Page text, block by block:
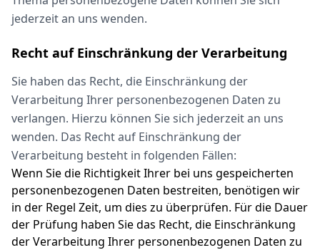
jederzeit an uns wenden.
Recht auf Einschränkung der Verarbeitung
Sie haben das Recht, die Einschränkung der
Verarbeitung Ihrer personenbezogenen Daten zu
verlangen. Hierzu können Sie sich jederzeit an uns
wenden. Das Recht auf Einschränkung der
Verarbeitung besteht in folgenden Fällen:
Wenn Sie die Richtigkeit Ihrer bei uns gespeicherten
personenbezogenen Daten bestreiten, benötigen wir
in der Regel Zeit, um dies zu überprüfen. Für die Dauer
der Prüfung haben Sie das Recht, die Einschränkung
der Verarbeitung Ihrer personenbezogenen Daten zu